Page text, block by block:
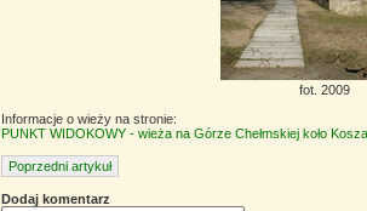
fot. 2009
Informacje o wieży na stronie:
PUNKT WIDOKOWY - wieża na Górze Chełmskiej koło
Poprzedni artykuł
Dodaj komentarz